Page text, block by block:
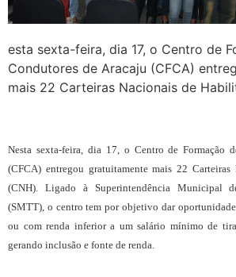
esta sexta-feira, dia 17, o Centro de
Condutores de Aracaju (CFCA)
mais 22 Carteiras Nacionais de
Nesta sexta-feira, dia 17, o Centro de Formação
(CFCA) entregou gratuitamente mais 22
(CNH). Ligado à Superintendência Municipal
(SMTT), o centro tem por objetivo dar oportunidade
ou com renda inferior a um salário mínimo de
gerando inclusão e fonte de renda.